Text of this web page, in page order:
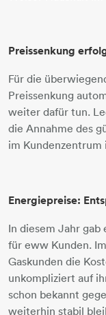
Preissenkung
Für die
Preissenkung
weiter dafür tun.
die Annahme des
im Kundenzentrum
Energiepreise:
In diesem Jahr
für eww Kunden.
Gaskunden die
unkompliziert auf
schon bekannt
weiterhin stabil